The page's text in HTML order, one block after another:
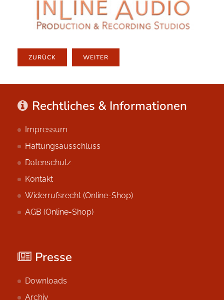
ZURÜCK WEITER
Rechtliches & Informationen
Impressum
Haftungsausschluss
Datenschutz
Kontakt
Widerrufsrecht (Online-Shop)
AGB (Online-Shop)
Presse
Downloads
Archiv